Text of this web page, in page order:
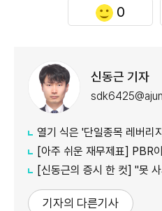
0
신동근 기자
열기 식은 '단일종목 레버리
[아주 쉬운 재무제표] PBR이 뭐길래…
[신동근의 증시 한 컷] "못 사서 불안"에
기자의 다른기사